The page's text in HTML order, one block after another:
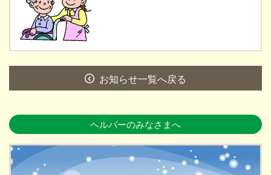
お知らせ一覧へ戻る
ヘルパーのみなさまへ